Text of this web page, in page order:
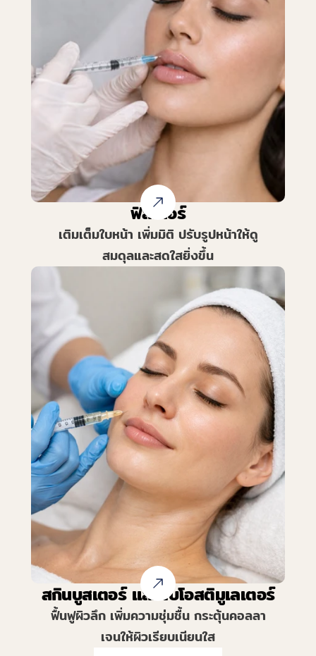
ฟิลเลอร์
เติมเต็มใบหน้า เพิ่มมิติ ปรับรูปหน้าให้ดู
สมดุลและสดใสยิ่งขึ้น
สกินบูสเตอร์ และ ไบโอสติมูเลเตอร์
ฟื้นฟูผิวลึก เพิ่มความชุ่มชื้น กระตุ้นคอลลา
เจนให้ผิวเรียบเนียนใส